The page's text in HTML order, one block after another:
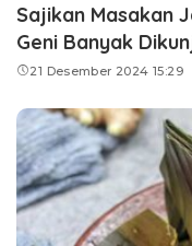
Sajikan Masakan
Geni Banyak
21 Desember 2024 15:29